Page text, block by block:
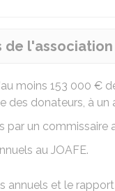
de
moins 153 000 €
des donateurs, à un
par un commissaire
au JOAFE.
annuels et le